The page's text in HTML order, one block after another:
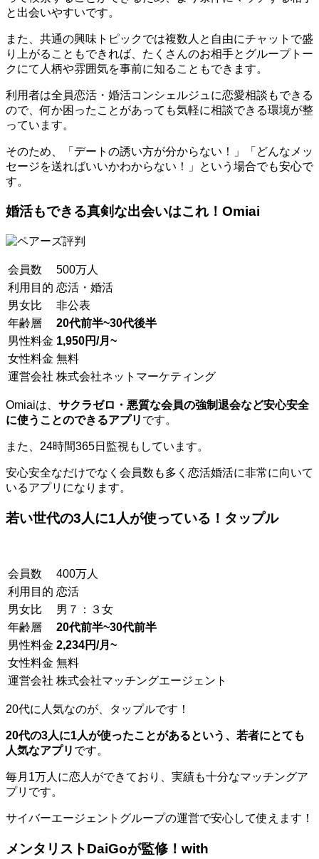
と出会いやすいです。
また、共通の興味トピックでは複数人と自由にチャットで盛
り上がることもできれば、たくさんのお相手とグループトー
クにて人柄や雰囲気を事前に知ることもできます。
利用者は全員恋活・婚活コンシェルジュに恋愛相談もできる
ので、何か困ったことがあっても気軽に相談できる環境が整
っています。
そのため、「デートの誘い方が分からない！」「どんなメッ
セージを送ればいいかわからない！」という場合でも安心で
す。
婚活もできる真剣な出会いはこれ！Omiai
会員数
500万人
利用目的 恋活・婚活
男女比
非公表
年齢層
20代前半~30代後半
男性料金 1,950円/月~
女性料金 無料
運営会社 株式会社ネットマーケティング
Omiaiは、 サクラゼロ・悪質な会員の強制退会など安心安全
に使うことのできるアプリ です。
また、24時間365日監視もしています。
安心安全なだけでなく会員数も多く恋活婚活に非常に向いて
いるアプリになります。
若い世代の3人に1人が使っている！タップル
会員数
400万人
利用目的 恋活
男女比
男７：３女
年齢層
20代前半~30代前半
男性料金 2,234円/月~
女性料金 無料
運営会社 株式会社マッチングエージェント
20代に人気なのが、タップルです！
20代の3人に1人が使ったことがあるという、若者にとても
人気なアプリ です。
毎月1万人に恋人ができており、実績も十分なマッチングア
プリです。
サイバーエージェントグループの運営で安心して使えます！
メンタリストDaiGoが監修！with